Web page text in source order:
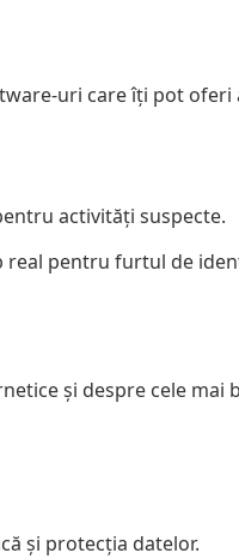
uri care îți pot oferi
activități suspecte.
real pentru furtul de
și despre cele mai
și protecția datelor.